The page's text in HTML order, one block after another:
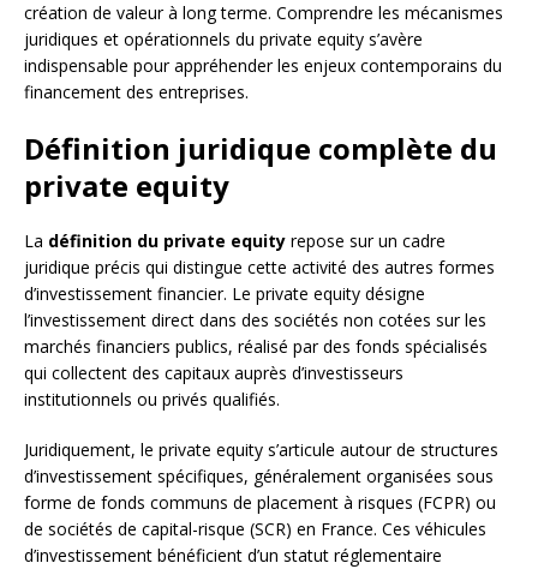
création de valeur à long terme. Comprendre les mécanismes
juridiques et opérationnels du private equity s’avère
indispensable pour appréhender les enjeux contemporains du
financement des entreprises.
Définition juridique complète du
private equity
La définition du private equity repose sur un cadre
juridique précis qui distingue cette activité des autres formes
d’investissement financier. Le private equity désigne
l’investissement direct dans des sociétés non cotées sur les
marchés financiers publics, réalisé par des fonds spécialisés
qui collectent des capitaux auprès d’investisseurs
institutionnels ou privés qualifiés.
Juridiquement, le private equity s’articule autour de structures
d’investissement spécifiques, généralement organisées sous
forme de fonds communs de placement à risques (FCPR) ou
de sociétés de capital-risque (SCR) en France. Ces véhicules
d’investissement bénéficient d’un statut réglementaire